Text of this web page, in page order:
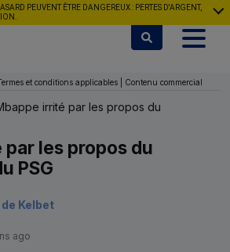
PEUVENT ÊTRE DANGEREUX : PERTES D'ARGENT,
et conditions applicables | Contenu commercial
irrité par les propos du
les propos du
PSG
Kelbet
ago